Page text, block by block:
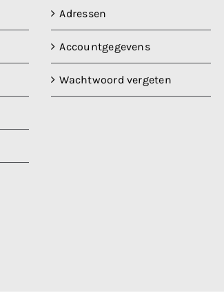
Adressen
Accountgegevens
Wachtwoord vergeten